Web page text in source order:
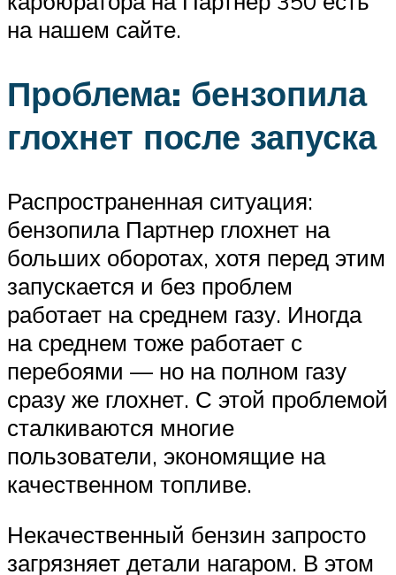
на нашем сайте.
Проблема: бензопила
глохнет после запуска
Распространенная ситуация:
бензопила Партнер глохнет на
больших оборотах, хотя перед этим
запускается и без проблем
работает на среднем газу. Иногда
на среднем тоже работает с
перебоями — но на полном газу
сразу же глохнет. С этой проблемой
сталкиваются многие
пользователи, экономящие на
качественном топливе.
Некачественный бензин запросто
загрязняет детали нагаром. В этом